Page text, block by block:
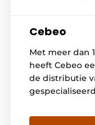
Cebeo
Met meer dan
heeft Cebeo
de distributie
bedrijven.